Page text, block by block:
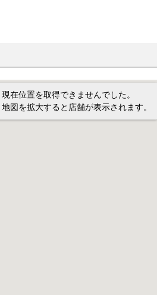
現在位置を取得できませんでした。
地図を拡大すると店舗が表示されます。